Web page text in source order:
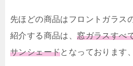
先ほどの商品はフロントガラス
紹介する商品は、窓ガラスすべ
サンシェードとなっております、